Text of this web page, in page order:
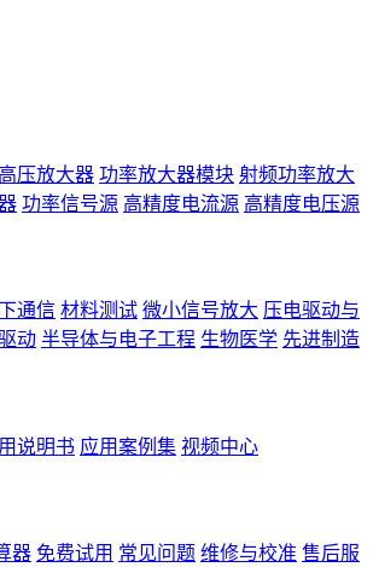
高压放大器 功率放大器模块 射频功率放大
功率信号源 高精度电流源 高精度电压源
通信 材料测试 微小信号放大 压电驱动与
动 半导体与电子工程 生物医学 先进制造
说明书 应用案例集 视频中心
器 免费试用 常见问题 维修与校准 售后服